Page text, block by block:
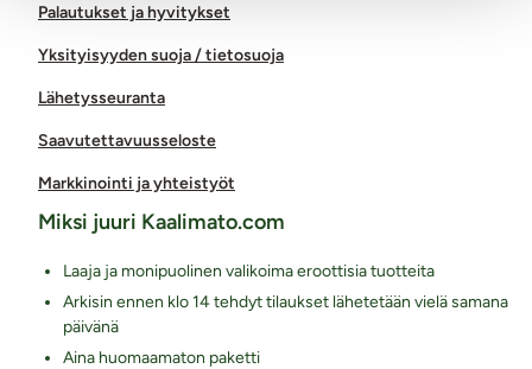
Palautukset ja hyvitykset
Yksityisyyden suoja / tietosuoja
Lähetysseuranta
Saavutettavuusseloste
Markkinointi ja yhteistyöt
Miksi juuri Kaalimato.com
Laaja ja monipuolinen valikoima eroottisia tuotteita
Arkisin ennen klo 14 tehdyt tilaukset lähetetään vielä samana
päivänä
Aina huomaamaton paketti